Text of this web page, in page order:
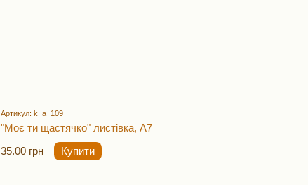
Артикул: k_a_109
"Моє ти щастячко" листівка, А7
35.00 грн
Купити